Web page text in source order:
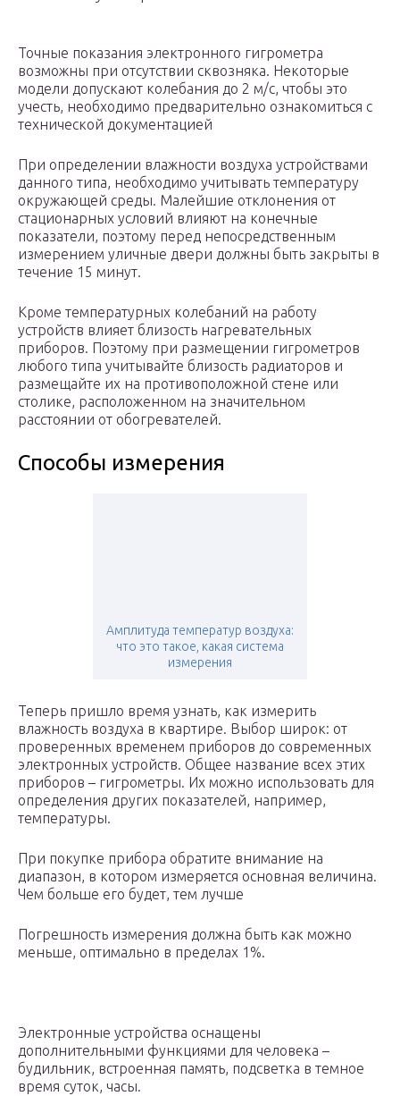
Точные показания электронного гигрометра
возможны при отсутствии сквозняка. Некоторые
модели допускают колебания до 2 м/с, чтобы это
учесть, необходимо предварительно ознакомиться с
технической документацией
При определении влажности воздуха устройствами
данного типа, необходимо учитывать температуру
окружающей среды. Малейшие отклонения от
стационарных условий влияют на конечные
показатели, поэтому перед непосредственным
измерением уличные двери должны быть закрыты в
течение 15 минут.
Кроме температурных колебаний на работу
устройств влияет близость нагревательных
приборов. Поэтому при размещении гигрометров
любого типа учитывайте близость радиаторов и
размещайте их на противоположной стене или
столике, расположенном на значительном
расстоянии от обогревателей.
Способы измерения
Амплитуда температур воздуха:
что это такое, какая система
измерения
Теперь пришло время узнать, как измерить
влажность воздуха в квартире. Выбор широк: от
проверенных временем приборов до современных
электронных устройств. Общее название всех этих
приборов – гигрометры. Их можно использовать для
определения других показателей, например,
температуры.
При покупке прибора обратите внимание на
диапазон, в котором измеряется основная величина.
Чем больше его будет, тем лучше
Погрешность измерения должна быть как можно
меньше, оптимально в пределах 1%.
Электронные устройства оснащены
дополнительными функциями для человека –
будильник, встроенная память, подсветка в темное
время суток, часы.